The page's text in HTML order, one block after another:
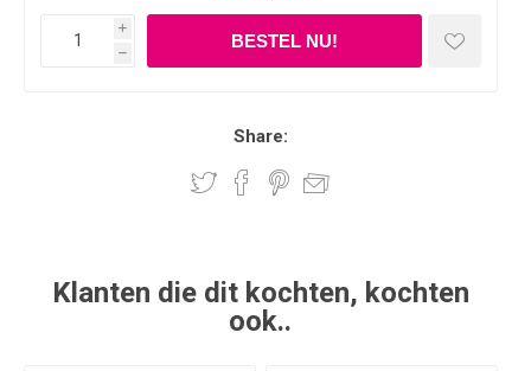
i
h
Share:
Klanten die dit kochten, kochten
ook..